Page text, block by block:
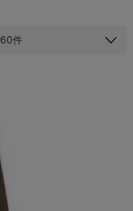
60件